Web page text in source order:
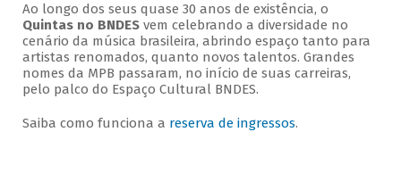
Ao longo dos seus quase 30 anos de existência, o
Quintas no BNDESvem celebrando a diversidade no
cenário da música brasileira, abrindo espaço tanto para
artistas renomados, quanto novos talentos. Grandes
nomes da MPB passaram, no início de suas carreiras,
pelo palco do Espaço Cultural BNDES.
Saiba como funciona a reserva de ingressos.